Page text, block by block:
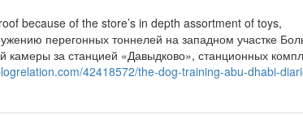
because of the store’s in depth assortment of toys,
перегонных тоннелей на западном участке
камеры за станцией «Давыдково», станционных
42418572/the-dog-training-abu-dhabi-